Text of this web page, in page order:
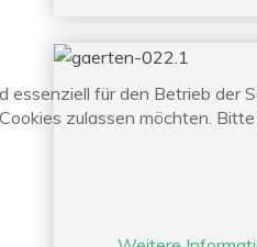
für den Betrieb
zulassen möchten.